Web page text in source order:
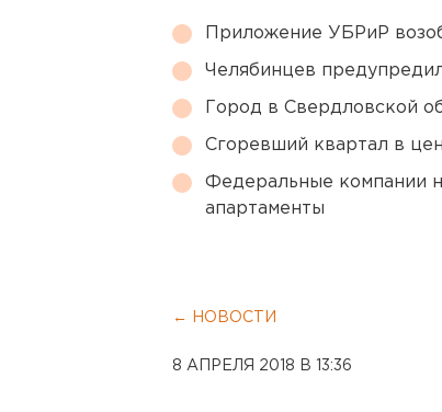
Приложение УБРиР
Челябинцев
Город в Свердловской
Сгоревший квартал в
Федеральные компании
апартаменты
← НОВОСТИ
8 АПРЕЛЯ 2018 В 13:36